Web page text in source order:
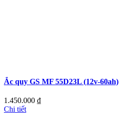
Ắc quy GS MF 55D23L (12v-60ah)
1.450.000 ₫
Chi tiết